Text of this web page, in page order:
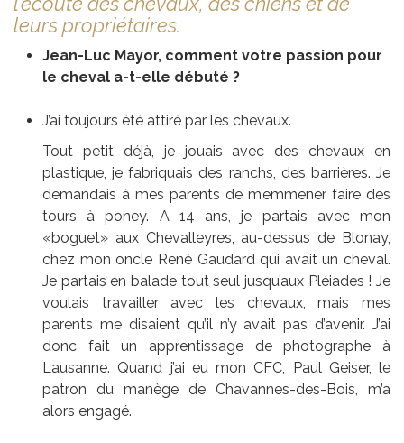
leurs propriétaires.
Jean-Luc Mayor, comment votre passion pour
le cheval a-t-elle débuté ?
J’ai toujours été attiré par les chevaux.
Tout petit déjà, je jouais avec des chevaux en
plastique, je fabriquais des ranchs, des barrières. Je
demandais à mes parents de m’emmener faire des
tours à poney. A 14 ans, je partais avec mon
«boguet» aux Chevalleyres, au-dessus de Blonay,
chez mon oncle René Gaudard qui avait un cheval.
Je partais en balade tout seul jusqu’aux Pléiades ! Je
voulais travailler avec les chevaux, mais mes
parents me disaient qu’il n’y avait pas d’avenir. J’ai
donc fait un apprentissage de photographe à
Lausanne. Quand j’ai eu mon CFC, Paul Geiser, le
patron du manège de Chavannes-des-Bois, m’a
alors engagé.